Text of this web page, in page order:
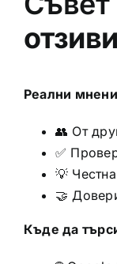
Реални
👥 От
✅
💡
🤝
Къде да